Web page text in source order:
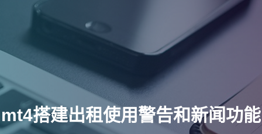
mt4搭建出租使用警告和新闻功能